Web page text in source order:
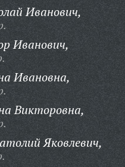
Иванович,
Иванович,
Ивановна,
Викторовна,
Яковлевич,